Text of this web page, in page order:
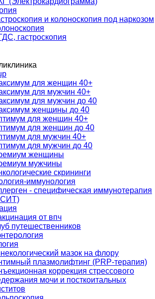
и колоноскопия под наркозом
гастроскопия
для женщин 40+
для мужчин 40+
для мужчин до 40
женщины до 40
для женщин 40+
для женщин до 40
для мужчин 40+
для мужчин до 40
женщины
мужчины
скрининги
иммунология
- специфическая иммунотерапия
от впч
путешественников
мазок на флору
плазмолифтинг (PRP-терапия)
коррекция стрессового
мочи и посткоитальных